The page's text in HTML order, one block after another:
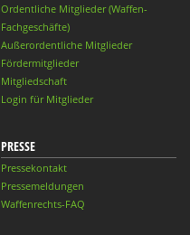
Ordentliche Mitglieder (Waffen-
Fachgeschäfte)
Außerordentliche Mitglieder
Fördermitglieder
Mitgliedschaft
Login für Mitglieder
PRESSE
Pressekontakt
Pressemeldungen
Waffenrechts-FAQ